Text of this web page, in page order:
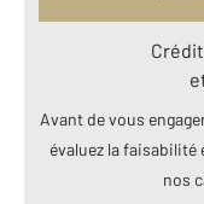
Avant de vous
évaluez la
nos